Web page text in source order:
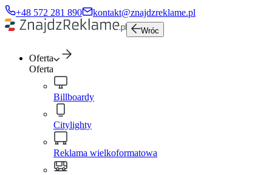
+48 572 281 890 kontakt@znajdzreklame.pl
Wróc
Oferta
Oferta
Billboardy
Citylighty
Reklama wielkoformatowa